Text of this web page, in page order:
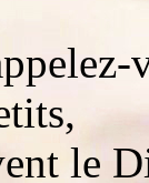
le